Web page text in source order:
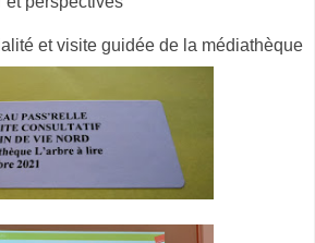
et visite guidée de la médiathèque